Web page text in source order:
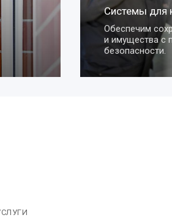
вашей квартиры
умных систем